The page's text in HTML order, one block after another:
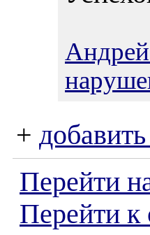
+
Перейти
Перейти к